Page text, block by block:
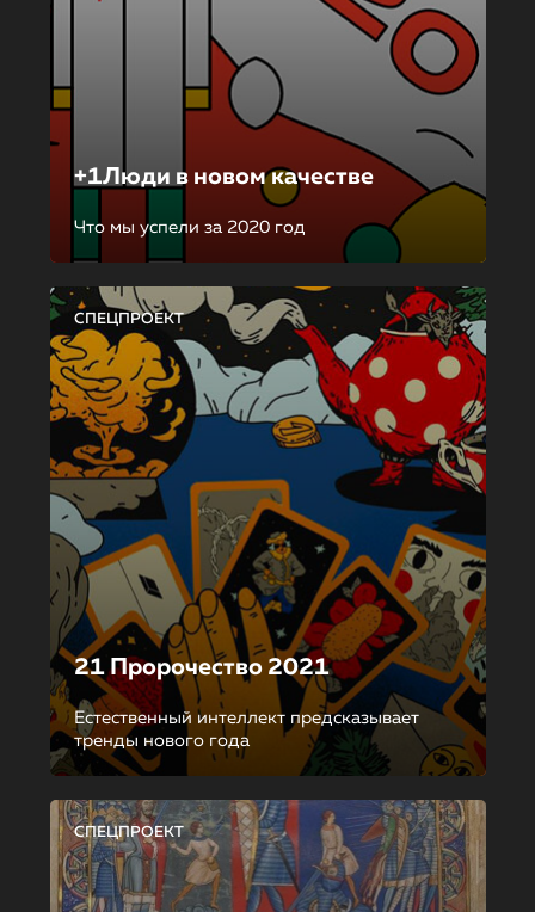
+1Люди в новом качестве
Что мы успели за 2020 год
СПЕЦПРОЕКТ
21 Пророчество 2021
Естественный интеллект предсказывает
тренды нового года
СПЕЦПРОЕКТ